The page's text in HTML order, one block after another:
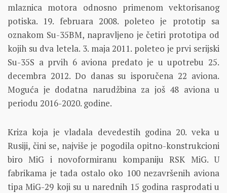
mlaznica motora odnosno primenom vektorisanog
potiska. 19. februara 2008. poleteo je prototip sa
oznakom Su-35BM, napravljeno je četiri prototipa od
kojih su dva letela. 3. maja 2011. poleteo je prvi serijski
Su-35S a prvih 6 aviona predato je u upotrebu 25.
decembra 2012. Do danas su isporučena 22 aviona.
Moguća je dodatna narudžbina za još 48 aviona u
periodu 2016-2020. godine.
Kriza koja je vladala devedestih godina 20. veka u
Rusiji, čini se, najviše je pogodila opitno-konstrukcioni
biro MiG i novoformiranu kompaniju RSK MiG. U
fabrikama je tada ostalo oko 100 nezavršenih aviona
tipa MiG-29 koji su u narednih 15 godina rasprodati u